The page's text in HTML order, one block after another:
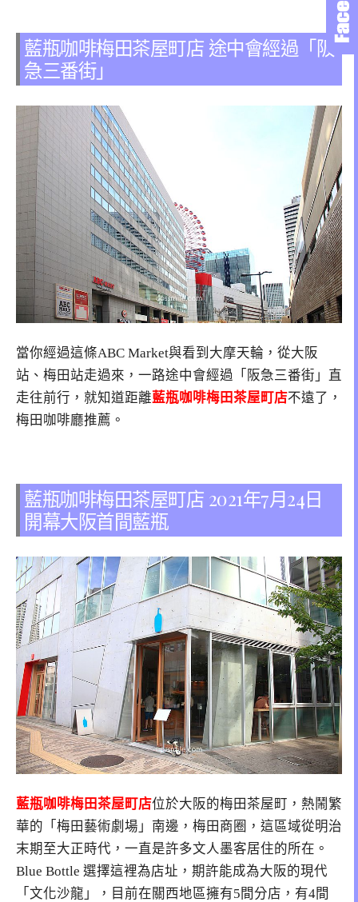
藍瓶咖啡梅田茶屋町店 途中會經過「阪
急三番街」
當你經過這條ABC Market與看到大摩天輪，從大阪
站、梅田站走過來，一路途中會經過「阪急三番街」直
走往前行，就知道距離藍瓶咖啡梅田茶屋町店不遠了，
梅田咖啡廳推薦。
藍瓶咖啡梅田茶屋町店 2021年7月24日
開幕大阪首間藍瓶
藍瓶咖啡梅田茶屋町店位於大阪的梅田茶屋町，熱鬧繁
華的「梅田藝術劇場」南邊，梅田商圈，這區域從明治
末期至大正時代，一直是許多文人墨客居住的所在。
Blue Bottle 選擇這裡為店址，期許能成為大阪的現代
「文化沙龍」，目前在關西地區擁有5間分店，有4間